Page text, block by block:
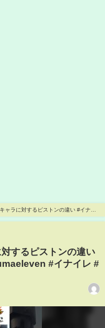
ャラに対するピストンの違い #イナズ
#shorts
するピストンの違い
#イナイレ #